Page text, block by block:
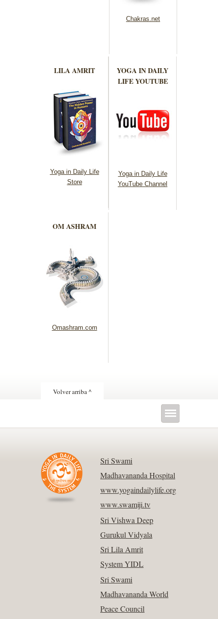
Chakras.net
LILA AMRIT
Yoga in Daily Life
Store
YOGA IN DAILY
LIFE YOUTUBE
Yoga in Daily Life
YouTube Channel
OM ASHRAM
Omashram.com
Volver arriba ^
Sri Swami
Madhavananda Hospital
www.yogaindailylife.org
www.swamiji.tv
Sri Vishwa Deep
Gurukul Vidyala
Sri Lila Amrit
System YIDL
Sri Swami
Madhavananda World
Peace Council